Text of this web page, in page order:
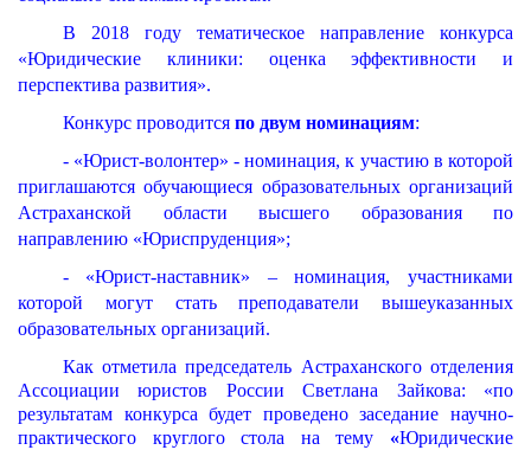
В 2018 году тематическое направление конкурса
«Юридические клиники: оценка эффективности и
перспектива развития».
Конкурс проводится по двум номинациям:
- «Юрист-волонтер» - номинация, к участию в которой
приглашаются обучающиеся образовательных организаций
Астраханской области высшего образования по
направлению «Юриспруденция»;
- «Юрист-наставник» – номинация, участниками
которой могут стать преподаватели вышеуказанных
образовательных организаций.
Как отметилапредседатель Астраханского отделения
Ассоциации юристов России Светлана Зайкова: «по
результатам конкурса будет проведено заседание научно-
практического круглого стола на тему «Юридические